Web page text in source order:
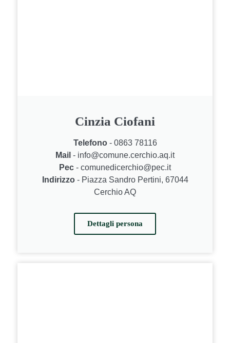
Cinzia Ciofani
Telefono- 0863 78116
Mail - info@comune.cerchio.aq.it
Pec - comunedicerchio@pec.it
Indirizzo- Piazza Sandro Pertini, 67044
Cerchio AQ
Dettagli persona